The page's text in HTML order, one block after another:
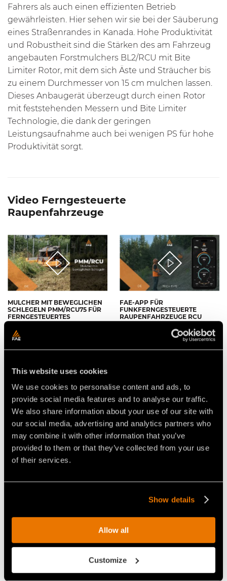
This website uses cookies
We use cookies to personalise content and ads, to
provide social media features and to analyse our traffic.
We also share information about your use of our site with
our social media, advertising and analytics partners who
may combine it with other information that you’ve
provided to them or that they’ve collected from your use
of their services.
Show details
Allow all
Customize
Fahrers als auch einen effizienten Betrieb
gewährleisten. Hier sehen wir sie bei der Säuberung
eines Straßenrandes in Kanada. Hohe Produktivität
und Robustheit sind die Stärken des am Fahrzeug
angebauten Forstmulchers BL2/RCU mit Bite
Limiter Rotor, mit dem sich Äste und Sträucher bis
zu einem Durchmesser von 15 cm mulchen lassen.
Dieses Anbaugerät überzeugt durch einen Rotor
mit feststehenden Messern und Bite Limiter
Technologie, die dank der geringen
Leistungsaufnahme auch bei wenigen PS für hohe
Produktivität sorgt.
Video Ferngesteuerte
Raupenfahrzeuge
MULCHER MIT BEWEGLICHEN
SCHLEGELN PMM/RCU75 FÜR
FERNGESTEUERTES
RAUPENFAHRZEUG RCU75
VON FAE
FAE-APP FÜR
FUNKFERNGESTEUERTE
RAUPENFAHRZEUGE RCU
DAS KOMPAKTE UND
FERNGESTEUERTE
RAUPENFAHRZEUG
FAE RCU75 FERNGESTEUERTE
RAUPENFAHRZEUGE, DIE
HOLZ BIS 15CM DURCHMESSER
MULCHEN KANN
FERNGESTEUERTES FAHRZEUG
MIT FORSTMULCHER
VIDEO - FAE RCU-75 - DAS
FERNGESTEUERTE
RAUPENFAHRZEUG VON FAE
ZUR EINDÄMMUNG VON
WALDBRÄNDEN